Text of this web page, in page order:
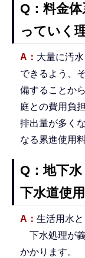
Q：料金
っていく
A： 大量に汚
できるよう、
備することか
庭との費用負
排出量が多く
なる累進使用
Q：地下
下水道使
A： 生活用水
下水処理が
かかります。